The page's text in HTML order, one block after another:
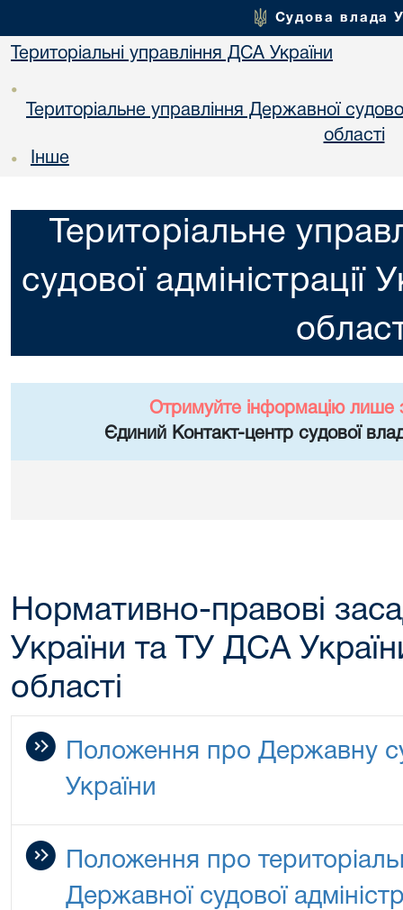
Судова влада
Територіальні управління ДСА України
•
Територіальне управління Державної
областi
• Інше
Територіальне
судової адміністрації
Отримуйте інформацію лише
Єдиний Контакт-центр судової
Нормативно-правові
України та ТУ ДСА
області
Положення про Державну
України
Положення про
Державної судової